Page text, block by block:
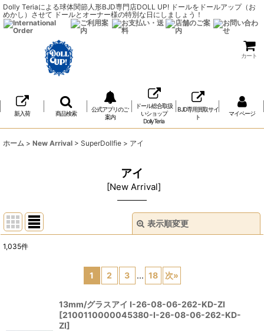
Dolly Teriaによる球体関節人形BJD専門店DOLL UP! ドールをドールアップ（お
めかし）させて ドールとオーナー様の特別な日にしましょう！
カート
新入荷 商品検索
公式アプリのご
案内
ドール総合取扱
いショップ
DollyTeria
BJD専用買取サイ
ト
マイページ
ホーム > New Arrival > SuperDollfie > アイ
アイ
[New Arrival]
表示順変更
1,035件
1 2 3 ... 18 次»
13mm/グラスアイ I-26-08-06-262-KD-ZI
[2100110000045380-I-26-08-06-262-KD-
ZI]